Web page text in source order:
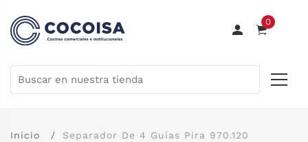
0
Inicio Separador De 4 Guías Pira 970.120